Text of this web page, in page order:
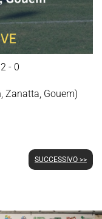
2 - 0
Zanatta, Gouem)
SUCCESSIVO >>